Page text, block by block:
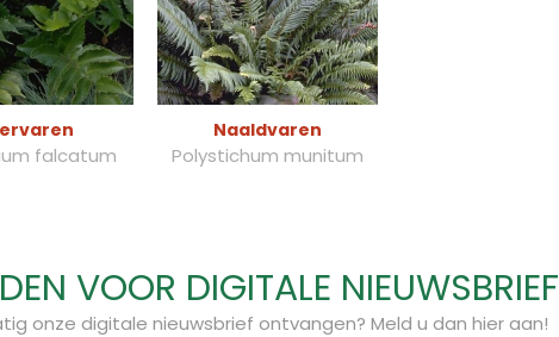
falcatum
Naaldvaren
Polystichum munitum
VOOR DIGITALE NIEUWSBRIEF
onze digitale nieuwsbrief ontvangen? Meld u dan hier aan!